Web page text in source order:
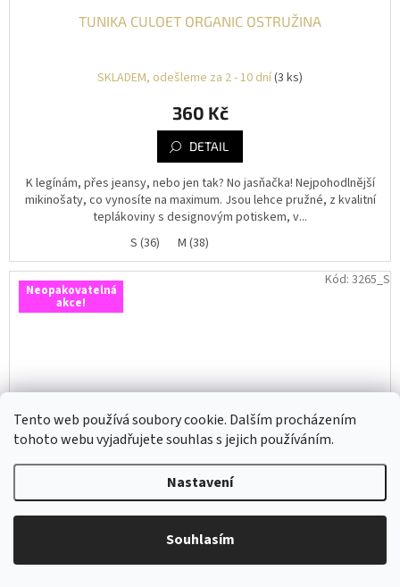
Tento web používá soubory cookie. Dalším procházením
tohoto webu vyjadřujete souhlas s jejich používáním.
Nastavení
Souhlasím
TUNIKA CULOET ORGANIC OSTRUŽINA
SKLADEM, odešleme za 2 - 10 dní(3 ks)
360 Kč
DETAIL
K legínám, přes jeansy, nebo jen tak? No jasňačka! Nejpohodlnější
mikinošaty, co vynosíte na maximum. Jsou lehce pružné, z kvalitní
teplákoviny s designovým potiskem, v...
S (36)
M (38)
Neopakovatelná
akce!
Kód: 3265_S